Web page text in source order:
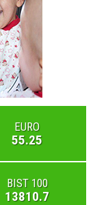
EURO
55.25
BIST 100
13810.7